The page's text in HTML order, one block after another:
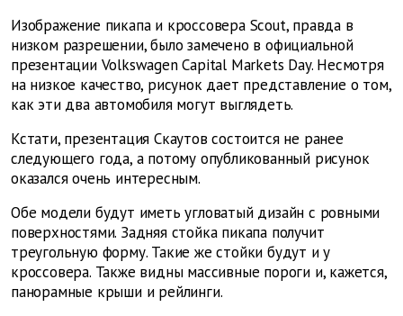
Изображение пикапа и кроссовера Scout, правда в
низком разрешении, было замечено в официальной
презентации Volkswagen Capital Markets Day. Несмотря
на низкое качество, рисунок дает представление о том,
как эти два автомобиля могут выглядеть.
Кстати, презентация Скаутов состоится не ранее
следующего года, а потому опубликованный рисунок
оказался очень интересным.
Обе модели будут иметь угловатый дизайн с ровными
поверхностями. Задняя стойка пикапа получит
треугольную форму. Такие же стойки будут и у
кроссовера. Также видны массивные пороги и, кажется,
панорамные крыши и рейлинги.